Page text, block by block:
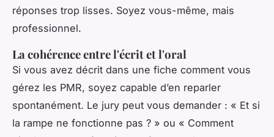
réponses trop lisses. Soyez vous-même, mais
professionnel.
La cohérence entre l'écrit et l'oral
Si vous avez décrit dans une fiche comment vous
gérez les PMR, soyez capable d’en reparler
spontanément. Le jury peut vous demander : « Et si
la rampe ne fonctionne pas ? » ou « Comment